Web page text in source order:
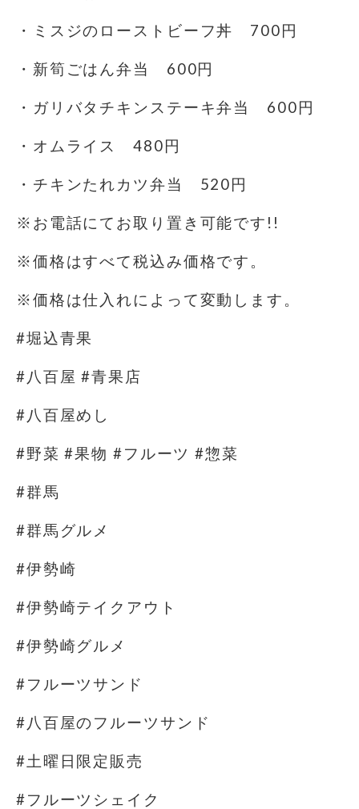
・ミスジのローストビーフ丼 700円
・新筍ごはん弁当 600円
・ガリバタチキンステーキ弁当 600円
・オムライス 480円
・チキンたれカツ弁当 520円
※お電話にてお取り置き可能です!!
※価格はすべて税込み価格です。
※価格は仕入れによって変動します。
#堀込青果
#八百屋 #青果店
#八百屋めし
#野菜 #果物 #フルーツ #惣菜
#群馬
#群馬グルメ
#伊勢崎
#伊勢崎テイクアウト
#伊勢崎グルメ
#フルーツサンド
#八百屋のフルーツサンド
#土曜日限定販売
#フルーツシェイク